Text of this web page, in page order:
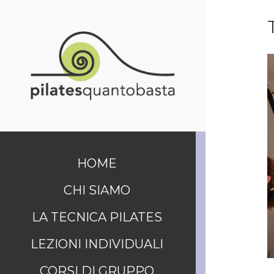
HOME
CHI SIAMO
LA TECNICA PILATES
LEZIONI INDIVIDUALI
CORSI DI GRUPPO